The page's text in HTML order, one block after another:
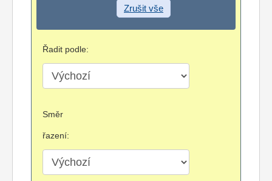
Zrušit vše
Řadit podle:
Směr
řazení: